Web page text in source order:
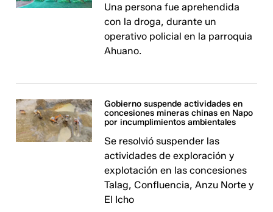
Una persona fue aprehendida
con la droga, durante un
operativo policial en la parroquia
Ahuano.
Gobierno suspende actividades en
concesiones mineras chinas en Napo
por incumplimientos ambientales
Se resolvió suspender las
actividades de exploración y
explotación en las concesiones
Talag, Confluencia, Anzu Norte y
El Icho